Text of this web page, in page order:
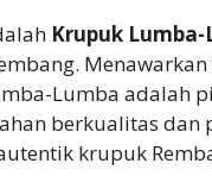
Krupuk Lumba-
Lumba adalah
berkualitas dan
krupuk